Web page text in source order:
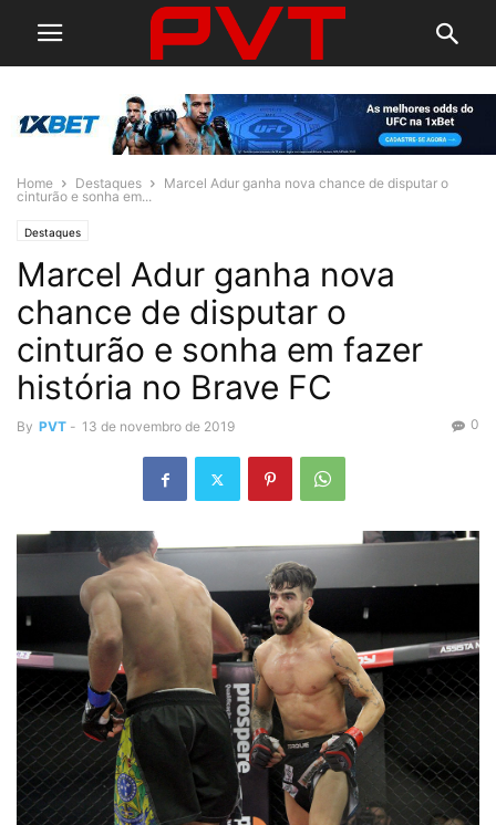
Home Destaques
Marcel Adur ganha nova chance de disputar o
cinturão e sonha em...
Destaques
Marcel Adur ganha nova
chance de disputar o
cinturão e sonha em fazer
história no Brave FC
By PVT - 13 de novembro de 2019 0